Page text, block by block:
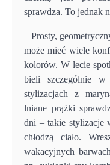
sprawdza. To jednak
– Prosty,
może mieć wiele
kolorów. W lecie
bieli szczególnie w
stylizacjach z
lniane prążki
dni – takie stylizacje
chłodzą ciało.
wakacyjnych